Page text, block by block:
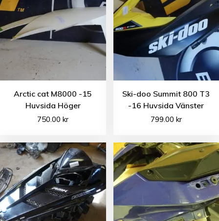
Arctic cat M8000 -15
Huvsida Höger
750.00kr
Ski-doo Summit 800 T3
-16 Huvsida Vänster
799.00 kr